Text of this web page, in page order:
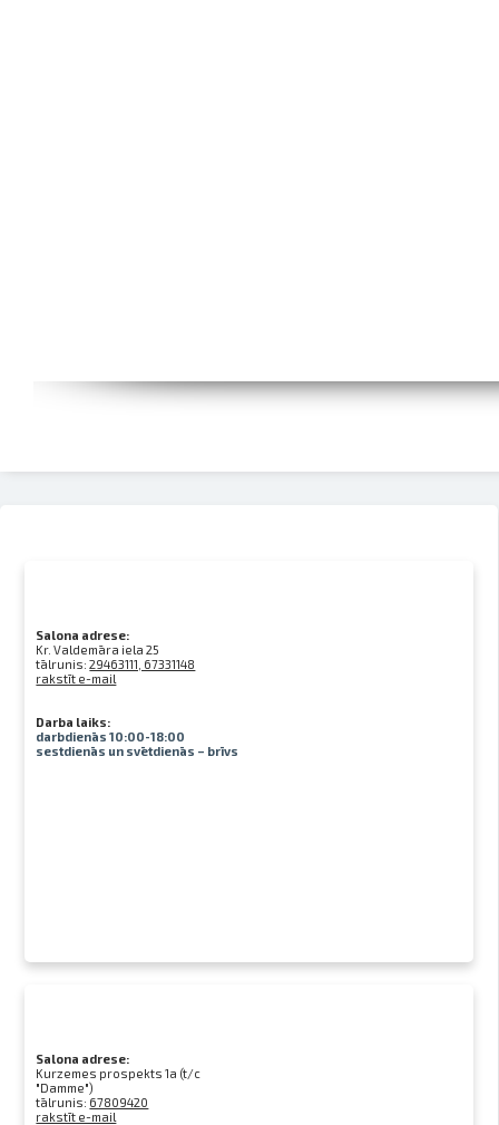
Salona adrese:
Kr. Valdemāra iela 25
tālrunis:29463111, 67331148
rakstīt e-mail
Darba laiks:
darbdienās 10:00-18:00
sestdienās un svētdienās – brīvs
Salona adrese:
Kurzemes prospekts 1a (t/c
"Damme")
tālrunis: 67809420
rakstīt e-mail